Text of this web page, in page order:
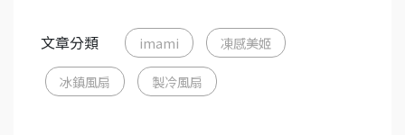
文章分類 imami 凍感美姬
冰鎮風扇 製冷風扇